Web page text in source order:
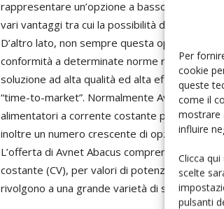
Per
cookie
queste
come il
mostrare
influire
Clicca
scelte
pulsanti
rappresentare un’opzione a basso costo per
vari vantaggi tra cui la possibilità di regolare il
D’altro lato, non sempre questa opzione
conformità a determinate norme richiede un
soluzione ad alta qualità ed alta efficienza già
“time-to-market”. Normalmente Avnet
alimentatori a corrente costante per Led,
inoltre un numero crescente di opzioni di
L’offerta di Avnet Abacus comprende anche
costante (CV), per valori di potenza
rivolgono a una grande varietà di sistemi di